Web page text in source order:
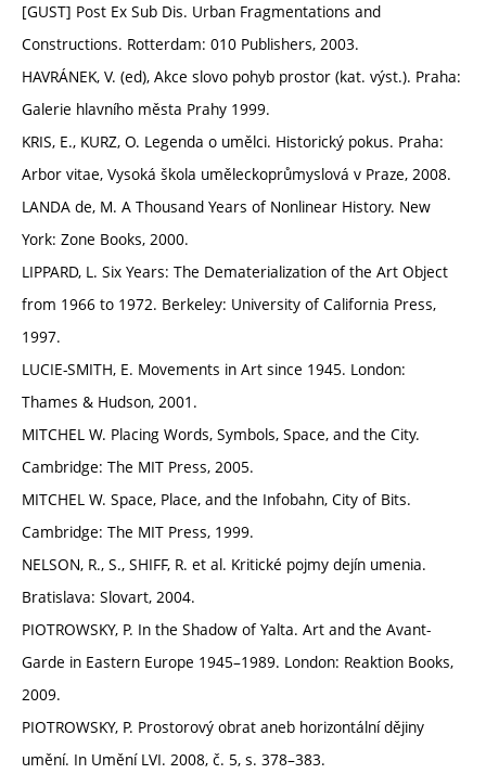
[GUST] Post Ex Sub Dis. Urban Fragmentations and
Constructions. Rotterdam: 010 Publishers, 2003.
HAVRÁNEK, V. (ed), Akce slovo pohyb prostor (kat. výst.). Praha:
Galerie hlavního města Prahy 1999.
KRIS, E., KURZ, O. Legenda o umělci. Historický pokus. Praha:
Arbor vitae, Vysoká škola uměleckoprůmyslová v Praze, 2008.
LANDA de, M. A Thousand Years of Nonlinear History. New
York: Zone Books, 2000.
LIPPARD, L. Six Years: The Dematerialization of the Art Object
from 1966 to 1972. Berkeley: University of California Press,
1997.
LUCIE-SMITH, E. Movements in Art since 1945. London:
Thames & Hudson, 2001.
MITCHEL W. Placing Words, Symbols, Space, and the City.
Cambridge: The MIT Press, 2005.
MITCHEL W. Space, Place, and the Infobahn, City of Bits.
Cambridge: The MIT Press, 1999.
NELSON, R., S., SHIFF, R. et al. Kritické pojmy dejín umenia.
Bratislava: Slovart, 2004.
PIOTROWSKY, P. In the Shadow of Yalta. Art and the Avant-
Garde in Eastern Europe 1945–1989. London: Reaktion Books,
2009.
PIOTROWSKY, P. Prostorový obrat aneb horizontální dějiny
umění. In Umění LVI. 2008, č. 5, s. 378–383.